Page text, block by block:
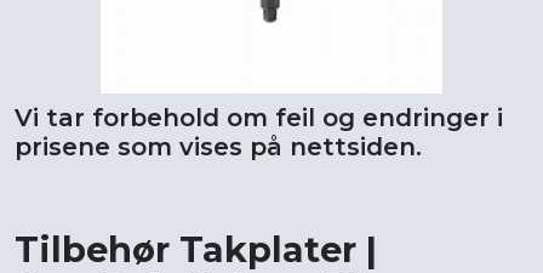
Vi tar forbehold om feil og endringer i
prisene som vises på nettsiden.
Tilbehør Takplater |